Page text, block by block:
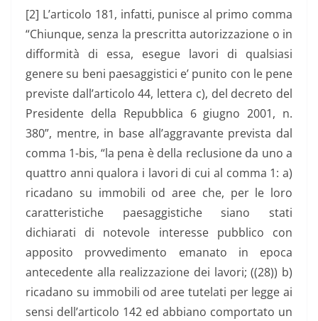
[2] L’articolo 181, infatti, punisce al primo comma
“Chiunque, senza la prescritta autorizzazione o in
difformità di essa, esegue lavori di qualsiasi
genere su beni paesaggistici e’ punito con le pene
previste dall’articolo 44, lettera c), del decreto del
Presidente della Repubblica 6 giugno 2001, n.
380”, mentre, in base all’aggravante prevista dal
comma 1-bis, “la pena è della reclusione da uno a
quattro anni qualora i lavori di cui al comma 1: a)
ricadano su immobili od aree che, per le loro
caratteristiche paesaggistiche siano stati
dichiarati di notevole interesse pubblico con
apposito provvedimento emanato in epoca
antecedente alla realizzazione dei lavori; ((28)) b)
ricadano su immobili od aree tutelati per legge ai
sensi dell’articolo 142 ed abbiano comportato un